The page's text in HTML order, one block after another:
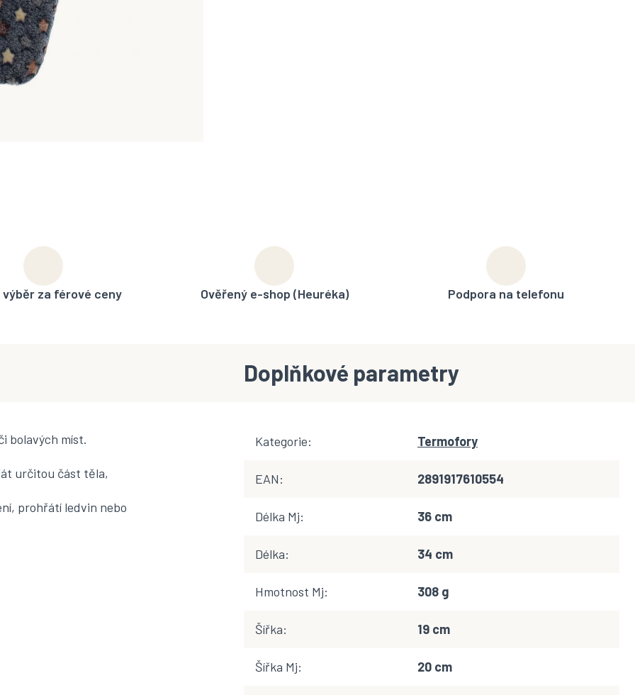
výběr za férové ceny Ověřený e-shop (Heuréka) Podpora na telefonu
bolavých míst.
určitou část těla,
prohřátí ledvin nebo
Doplňkové parametry
Kategorie: Termofory
EAN: 2891917610554
Délka Mj: 36 cm
Délka: 34 cm
Hmotnost Mj: 308 g
Šířka: 19 cm
Šířka Mj: 20 cm